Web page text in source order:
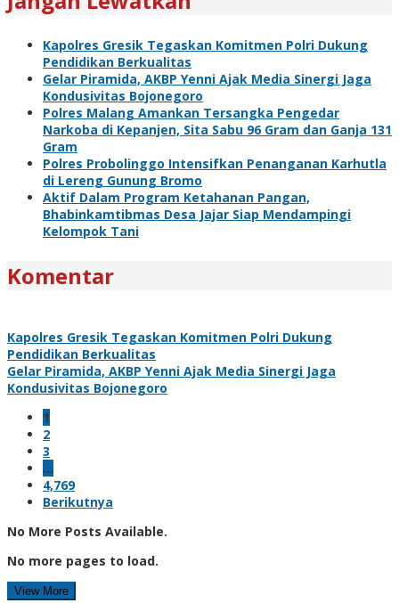
Kapolres Gresik Tegaskan Komitmen Polri Dukung
Pendidikan Berkualitas
Gelar Piramida, AKBP Yenni Ajak Media Sinergi Jaga
Kondusivitas Bojonegoro
Polres Malang Amankan Tersangka Pengedar
Narkoba di Kepanjen, Sita Sabu 96 Gram dan Ganja 131
Gram
Polres Probolinggo Intensifkan Penanganan Karhutla
di Lereng Gunung Bromo
Aktif Dalam Program Ketahanan Pangan,
Bhabinkamtibmas Desa Jajar Siap Mendampingi
Kelompok Tani
Komentar
Kapolres Gresik Tegaskan Komitmen Polri Dukung
Pendidikan Berkualitas
Gelar Piramida, AKBP Yenni Ajak Media Sinergi Jaga
Kondusivitas Bojonegoro
1
2
3
…
4,769
Berikutnya
No More Posts Available.
No more pages to load.
View More